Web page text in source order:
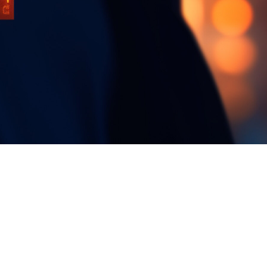
Wirtschaftspolitische Agenda